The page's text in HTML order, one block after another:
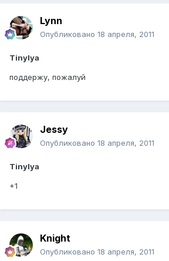
Lynn
Опубликовано 18 апреля, 2011
Tinylya
поддержу, пожалуй
Jessy
Опубликовано 18 апреля, 2011
Tinylya
+1
Knight
Опубликовано 18 апреля, 2011